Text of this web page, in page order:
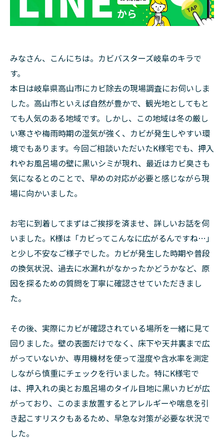
みなさん、こんにちは。カビバスターズ岐阜のキラで
す。
本日は岐阜県高山市にカビ除去の現場調査にお伺いしま
した。高山市といえば自然が豊かで、観光地としてもと
ても人気のある地域です。しかし、この地域は冬の厳し
い寒さや梅雨時期の湿気が強く、カビが発生しやすい環
境でもあります。今回ご相談いただいたK様宅でも、押入
れやお風呂場の壁に黒いシミが現れ、最近はカビ臭さも
気になるとのことで、早めの対応が必要と感じながら現
場に向かいました。
お宅に到着してまずはご挨拶を済ませ、詳しいお話を伺
いました。K様は「カビってこんなに広がるんですね…」
と少し不安なご様子でした。カビが発生した時期や普段
の換気状況、過去に水漏れがなかったかどうかなど、原
因を探るための質問を丁寧に確認させていただきまし
た。
その後、実際にカビが確認されている場所を一緒に見て
回りました。壁の表面だけでなく、床下や天井裏まで広
がっていないか、専用機材を使って湿度や含水率を測定
しながら慎重にチェックを行いました。特にK様宅で
は、押入れの奥とお風呂場のタイル目地に黒いカビが広
がっており、このまま放置するとアレルギーや喘息を引
き起こすリスクもあるため、早急な対策が必要な状況で
した。